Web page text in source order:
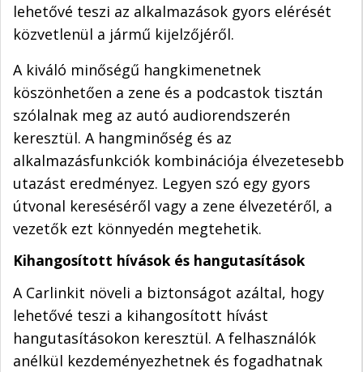
lehetővé teszi az alkalmazások gyors elérését
közvetlenül a jármű kijelzőjéről.
A kiváló minőségű hangkimenetnek
köszönhetően a zene és a podcastok tisztán
szólalnak meg az autó audiorendszerén
keresztül. A hangminőség és az
alkalmazásfunkciók kombinációja élvezetesebb
utazást eredményez. Legyen szó egy gyors
útvonal kereséséről vagy a zene élvezetéről, a
vezetők ezt könnyedén megtehetik.
Kihangosított hívások és hangutasítások
A Carlinkit növeli a biztonságot azáltal, hogy
lehetővé teszi a kihangosított hívást
hangutasításokon keresztül. A felhasználók
anélkül kezdeményezhetnek és fogadhatnak